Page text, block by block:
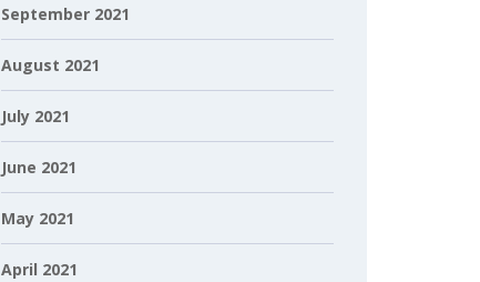
September 2021
August 2021
July 2021
June 2021
May 2021
April 2021